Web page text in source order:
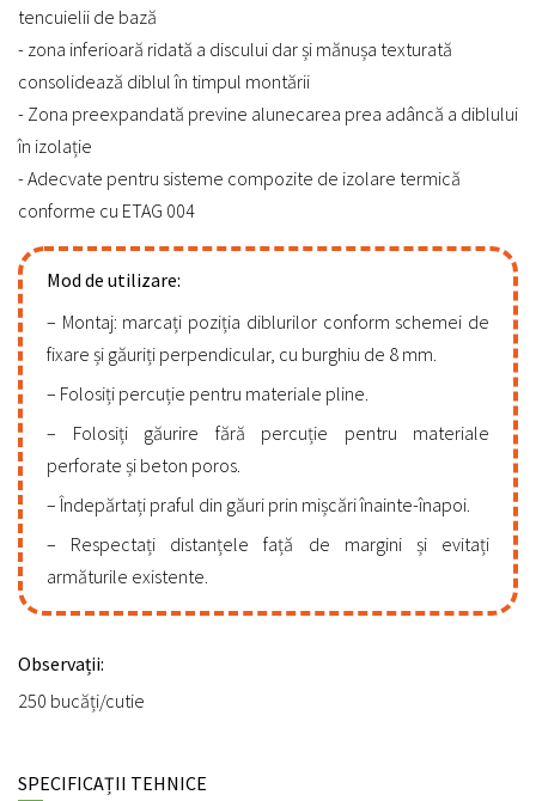
tencuielii de bază
- zona inferioară ridată a discului dar și mănușa texturată
consolidează diblul în timpul montării
- Zona preexpandată previne alunecarea prea adâncă a diblului
în izolație
- Adecvate pentru sisteme compozite de izolare termică
conforme cu ETAG 004
Mod de utilizare:
Montaj: marcați poziția diblurilor conform schemei de
fixare și găuriți perpendicular, cu burghiu de 8 mm.
Folosiți percuție pentru materiale pline.
Folosiți găurire fără percuție pentru materiale
perforate și beton poros.
Îndepărtați praful din găuri prin mișcări înainte-înapoi.
Respectați distanțele față de margini și evitați
armăturile existente.
Observații:
250 bucăți/cutie
SPECIFICAȚII TEHNICE